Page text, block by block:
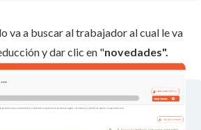
va a buscar al trabajador al cual le va
y dar clic en "novedades".